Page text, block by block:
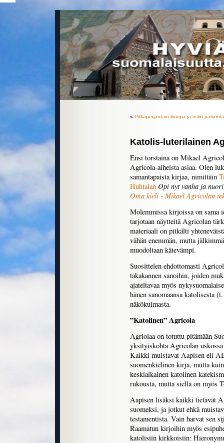
« Pitkäperjantain liturgia ja ristin palvonta
Katolis-luterilainen
Ensi torstaina on Mikael
Agricola-aiheista asiaa. Olen
samantapaista kirjaa, nimittäin
Huhtalan Opi nyt vanha ja
Oma kieli - Mikael Agricolan
Molemmissa kirjoissa on sama
tarjotaan näytteitä Agricolan
materiaali on pitkälti
vähän enemmän, mutta
muodoltaan kätevämpi.
Suosittelen ehdottomasti
takakannen sanoihin, joiden
ajateltavaa myös
hänen sanomaansa katolisesta
näkökulmasta.
”Katolinen” Agricola
Agriolaa on totuttu pitämään
yksityiskohta Agricolan
Kaikki muistavat Aapisen eli
suomenkielinen kirja, mutta
keskiaikainen katolinen
rukousta, mutta siellä on myös
Aapisen lisäksi kaikki tietävät
suomeksi, ja jotkut ehkä
testamentista. Vain harvat sen
Raamatun kirjoihin myös
katolisiin kirkkoisiin: